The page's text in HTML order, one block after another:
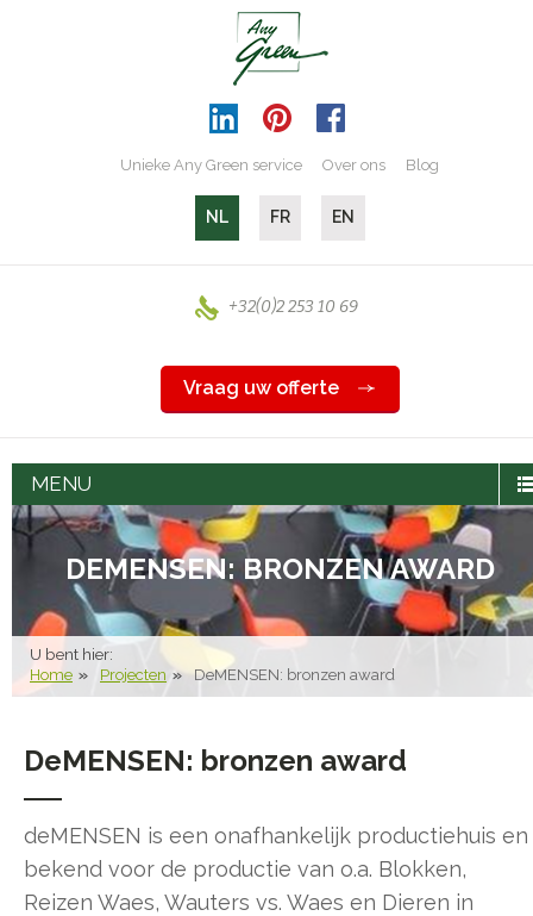
Unieke Any Green service Over ons Blog
NL FR EN
+32(0)2 253 10 69
Vraag uw offerte
MENU
DEMENSEN: BRONZEN AWARD
U bent hier:
Home Projecten DeMENSEN: bronzen award
DeMENSEN: bronzen award
deMENSEN is een onafhankelijk productiehuis en
bekend voor de productie van o.a. Blokken,
Reizen Waes, Wauters vs. Waes en Dieren in